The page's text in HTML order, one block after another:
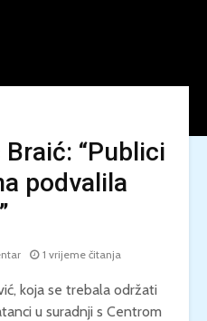
“Publici
podvalila
1 vrijeme čitanja
koja se trebala održati
u suradnji s Centrom